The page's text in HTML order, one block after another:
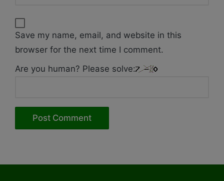
Save my name, email, and website in this
browser for the next time I comment.
Are you human? Please solve: